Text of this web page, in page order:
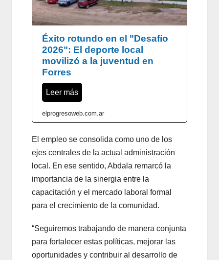
Éxito rotundo en el "Desafío
2026": El deporte local
movilizó a la juventud en
Forres
Leer más
elprogresoweb.com.ar
El empleo se consolida como uno de los
ejes centrales de la actual administración
local. En ese sentido, Abdala remarcó la
importancia de la sinergia entre la
capacitación y el mercado laboral formal
para el crecimiento de la comunidad.
“Seguiremos trabajando de manera conjunta
para fortalecer estas políticas, mejorar las
oportunidades y contribuir al desarrollo de